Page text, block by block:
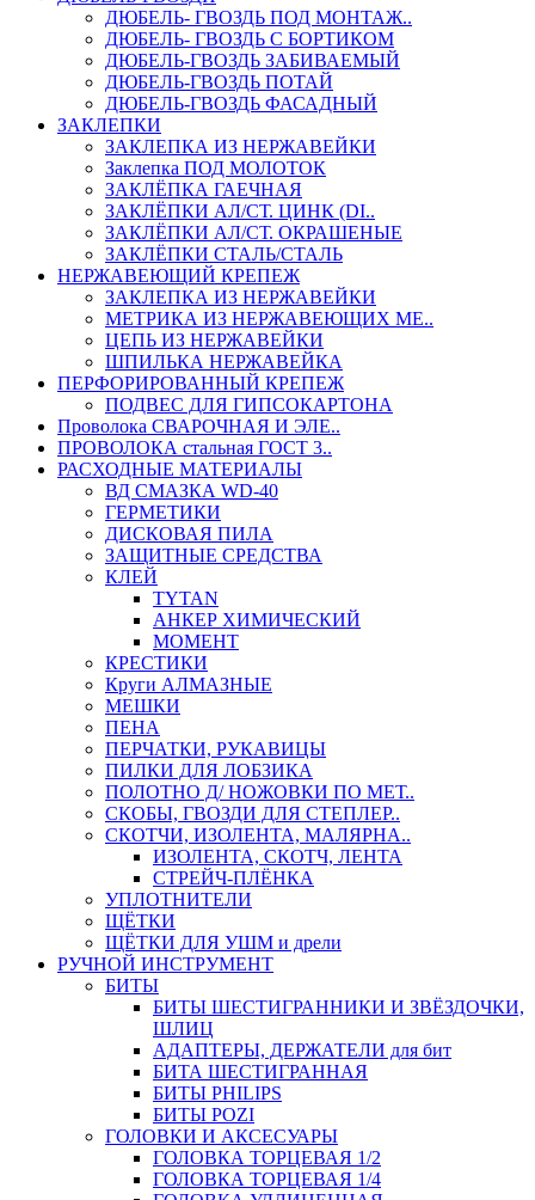
ДЮБЕЛЬ- ГВОЗДЬ ПОД МОНТАЖ..
ДЮБЕЛЬ- ГВОЗДЬ С БОРТИКОМ
ДЮБЕЛЬ-ГВОЗДЬ ЗАБИВАЕМЫЙ
ДЮБЕЛЬ-ГВОЗДЬ ПОТАЙ
ДЮБЕЛЬ-ГВОЗДЬ ФАСАДНЫЙ
ЗАКЛЕПКИ
ЗАКЛЕПКА ИЗ НЕРЖАВЕЙКИ
Заклепка ПОД МОЛОТОК
ЗАКЛЁПКА ГАЕЧНАЯ
ЗАКЛЁПКИ АЛ/СТ. ЦИНК (DI..
ЗАКЛЁПКИ АЛ/СТ. ОКРАШЕНЫЕ
ЗАКЛЁПКИ СТАЛЬ/СТАЛЬ
НЕРЖАВЕЮЩИЙ КРЕПЕЖ
ЗАКЛЕПКА ИЗ НЕРЖАВЕЙКИ
МЕТРИКА ИЗ НЕРЖАВЕЮЩИХ МЕ..
ЦЕПЬ ИЗ НЕРЖАВЕЙКИ
ШПИЛЬКА НЕРЖАВЕЙКА
ПЕРФОРИРОВАННЫЙ КРЕПЕЖ
ПОДВЕС ДЛЯ ГИПСОКАРТОНА
Проволока СВАРОЧНАЯ И ЭЛЕ..
ПРОВОЛОКА стальная ГОСТ 3..
РАСХОДНЫЕ МАТЕРИАЛЫ
ВД СМАЗКА WD-40
ГЕРМЕТИКИ
ДИСКОВАЯ ПИЛА
ЗАЩИТНЫЕ СРЕДСТВА
КЛЕЙ
TYTAN
АНКЕР ХИМИЧЕСКИЙ
МОМЕНТ
КРЕСТИКИ
Круги АЛМАЗНЫЕ
МЕШКИ
ПЕНА
ПЕРЧАТКИ, РУКАВИЦЫ
ПИЛКИ ДЛЯ ЛОБЗИКА
ПОЛОТНО Д/ НОЖОВКИ ПО МЕТ..
СКОБЫ, ГВОЗДИ ДЛЯ СТЕПЛЕР..
СКОТЧИ, ИЗОЛЕНТА, МАЛЯРНА..
ИЗОЛЕНТА, СКОТЧ, ЛЕНТА
СТРЕЙЧ-ПЛЁНКА
УПЛОТНИТЕЛИ
ЩЁТКИ
ЩЁТКИ ДЛЯ УШМ и дрели
РУЧНОЙ ИНСТРУМЕНТ
БИТЫ
БИТЫ ШЕСТИГРАННИКИ И ЗВЁЗДОЧКИ,
ШЛИЦ
АДАПТЕРЫ, ДЕРЖАТЕЛИ для бит
БИТА ШЕСТИГРАННАЯ
БИТЫ PHILIPS
БИТЫ POZI
ГОЛОВКИ И АКСЕСУАРЫ
ГОЛОВКА ТОРЦЕВАЯ 1/2
ГОЛОВКА ТОРЦЕВАЯ 1/4